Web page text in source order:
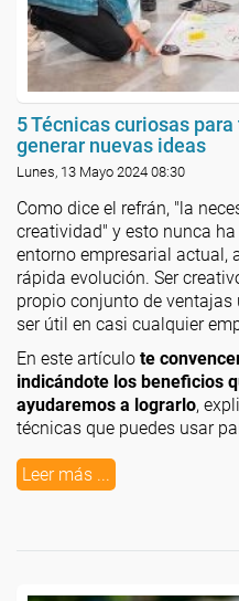
5 Técnicas curiosas
generar nuevas ideas
Lunes, 13 Mayo 2024 08:30
Como dice el refrán, "la
creatividad" y esto nunca
entorno empresarial actual,
rápida evolución. Ser
propio conjunto de
ser útil en casi cualquier
En este artículo te
indicándote los beneficios
ayudaremos a lograrlo,
técnicas que puedes usar
Leer más ...